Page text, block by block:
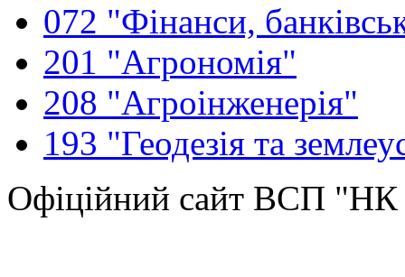
072 "Фінанси,
201 "Агрономія"
208 "Агроінженерія"
193 "Геодезія та
Офіційний сайт ВСП